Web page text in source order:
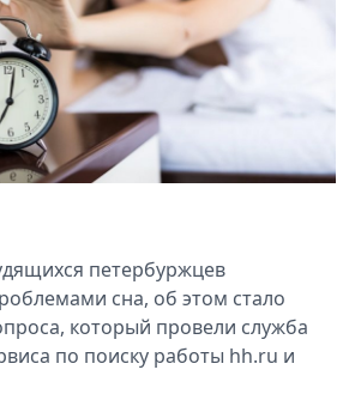
петербуржцев
сна, об этом стало
который провели служба
по поиску работы hh.ru и